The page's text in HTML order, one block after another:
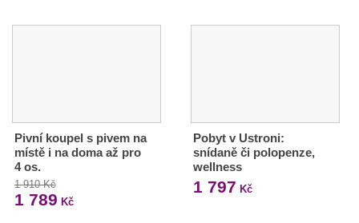
Pivní koupel s pivem na
místě i na doma až pro
4 os.
1 910 Kč
1 789 Kč
Pobyt v Ustroni:
snídaně či polopenze,
wellness
1 797 Kč